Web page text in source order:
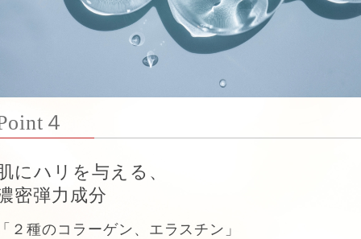
４
にハリを与える、
密弾力成分
２種のコラーゲン、エラスチン」